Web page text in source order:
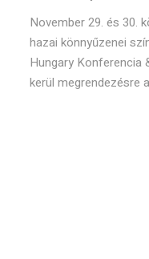
November 29. és 30.
hazai könnyűzenei
Hungary Konferencia
kerül megrendezésre